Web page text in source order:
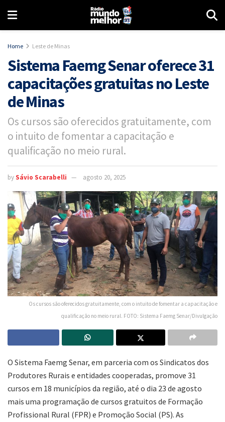
Home Leste de Minas
Sistema Faemg Senar oferece 31
capacitações gratuitas no Leste
de Minas
Os cursos são oferecidos gratuitamente, com
o intuito de fomentar a capacitação e
qualificação no meio rural.
bySávio Scarabelli agosto 20, 2025
Os cursos são oferecidos gratuitamente, com o intuito de fomentar a capacitação e
qualificação no meio rural. FOTO: Sistema Faemg Senar/Divulgação
O Sistema Faemg Senar, em parceria com os Sindicatos dos
Produtores Rurais e entidades cooperadas, promove 31
cursos em 18 municípios da região, até o dia 23 de agosto
mais uma programação de cursos gratuitos de Formação
Profissional Rural (FPR) e Promoção Social (PS). As